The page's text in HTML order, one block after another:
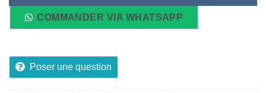
COMMANDER VIA WHATSAPP
Poser une question